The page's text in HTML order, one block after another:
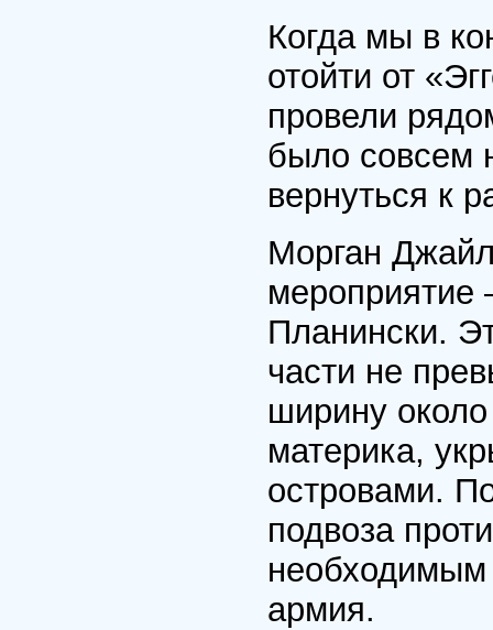
Когда мы в
отойти от
провели
было совсем
вернуться к
Морган
мероприятие
Планински.
части не
ширину
материка,
островами.
подвоза
армия.